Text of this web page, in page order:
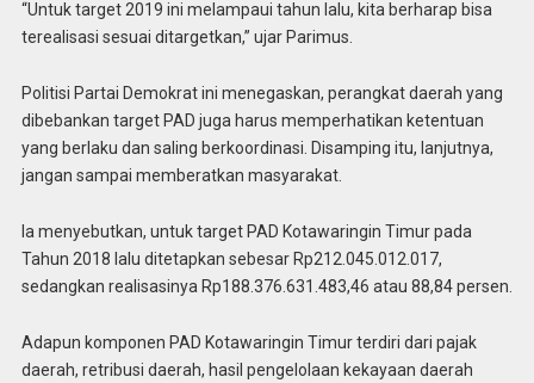
“Untuk target 2019 ini melampaui tahun lalu, kita berharap bisa
terealisasi sesuai ditargetkan,” ujar Parimus.
Politisi Partai Demokrat ini menegaskan, perangkat daerah yang
dibebankan target PAD juga harus memperhatikan ketentuan
yang berlaku dan saling berkoordinasi. Disamping itu, lanjutnya,
jangan sampai memberatkan masyarakat.
Ia menyebutkan, untuk target PAD Kotawaringin Timur pada
Tahun 2018 lalu ditetapkan sebesar Rp212.045.012.017,
sedangkan realisasinya Rp188.376.631.483,46 atau 88,84 persen.
Adapun komponen PAD Kotawaringin Timur terdiri dari pajak
daerah, retribusi daerah, hasil pengelolaan kekayaan daerah